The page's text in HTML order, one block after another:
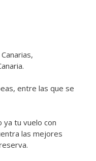
entre las que se
tu vuelo con
las mejores